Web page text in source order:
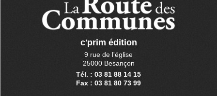
c'prim édition
9 rue de l'église
25000 Besançon
Tél. : 03 81 88 14 15
Fax : 03 81 80 73 99